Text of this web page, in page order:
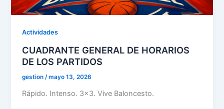
Actividades
CUADRANTE GENERAL DE HORARIOS
DE LOS PARTIDOS
gestion/mayo 13, 2026
Rápido. Intenso. 3×3. Vive Baloncesto.